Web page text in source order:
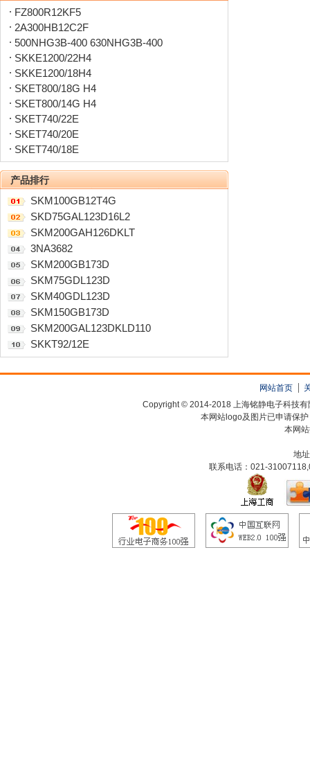
FZ800R12KF5
2A300HB12C2F
500NHG3B-400 630NHG3B-400
SKKE1200/22H4
SKKE1200/18H4
SKET800/18G H4
SKET800/14G H4
SKET740/22E
SKET740/20E
SKET740/18E
产品排行
SKM100GB12T4G
SKD75GAL123D16L2
SKM200GAH126DKLT
3NA3682
SKM200GB173D
SKM75GDL123D
SKM40GDL123D
SKM150GB173D
SKM200GAL123DKLD110
SKKT92/12E
网站首页
Copyright © 2014-2018 上海铭静电子科技
本网站logo及图片已申请保
本网
地
联系电话：021-